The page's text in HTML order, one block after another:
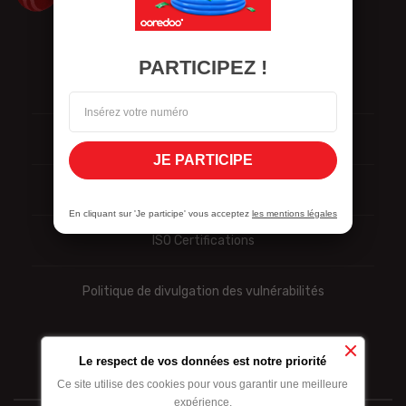
Nous contacter
Données personnelles
ISO Certifications
Politique de divulgation des vulnérabilités
Le respect de vos données est notre priorité
Ce site utilise des cookies pour vous garantir une meilleure
expérience.
PARTICIPEZ !
JE PARTICIPE
En cliquant sur 'Je participe' vous acceptez les mentions légales